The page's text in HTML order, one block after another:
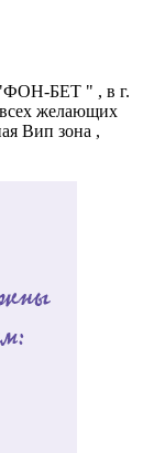
"ФОН-БЕТ " , в г.
желающих
Вип зона ,